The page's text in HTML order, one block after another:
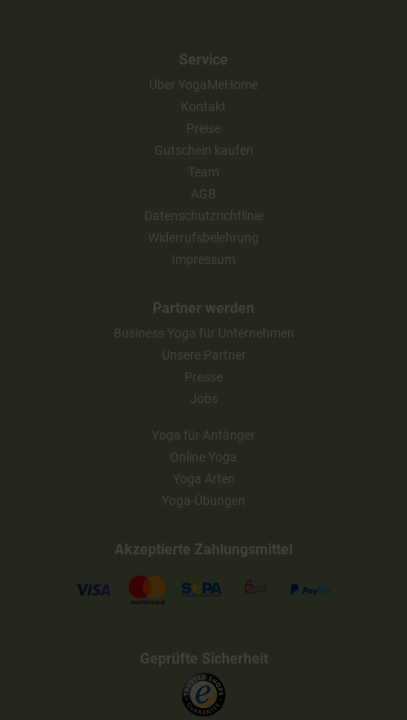
Service
Über YogaMeHome
Kontakt
Preise
Gutschein kaufen
Team
AGB
Datenschutzrichtlinie
Widerrufsbelehrung
Impressum
Partner werden
Business Yoga für Unternehmen
Unsere Partner
Presse
Jobs
Yoga für Anfänger
Online Yoga
Yoga Arten
Yoga-Übungen
Akzeptierte Zahlungsmittel
Geprüfte Sicherheit